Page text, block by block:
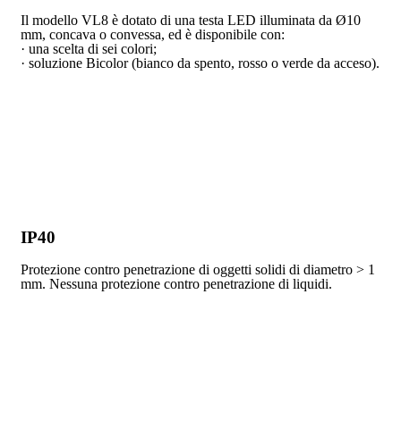
Il modello VL8 è dotato di una testa LED illuminata da Ø10
mm, concava o convessa, ed è disponibile con:
· una scelta di sei colori;
· soluzione Bicolor (bianco da spento, rosso o verde da acceso).
IP40
Protezione contro penetrazione di oggetti solidi di diametro > 1
mm. Nessuna protezione contro penetrazione di liquidi.